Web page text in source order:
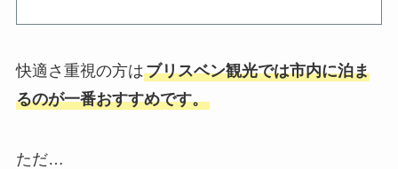
快適さ重視の方はブリスベン観光では市内に泊ま
るのが一番おすすめです。
ただ…